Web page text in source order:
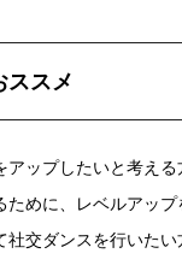
ススメ
ップしたいと考える
めに、レベルアップ
交ダンスを行いたい